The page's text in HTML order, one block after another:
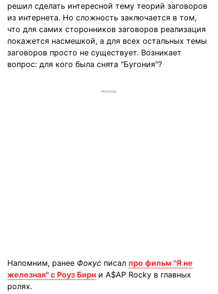
решил сделать интересной тему теорий заговоров
из интернета. Но сложность заключается в том,
что для самих сторонников заговоров реализация
покажется насмешкой, а для всех остальных темы
заговоров просто не существует. Возникает
вопрос: для кого была снята "Бугония"?
РЕКЛАМА
Напомним, ранее Фокус писал про фильм "Я не
железная" с Роуз Бирн и A$AP Rocky в главных
ролях.